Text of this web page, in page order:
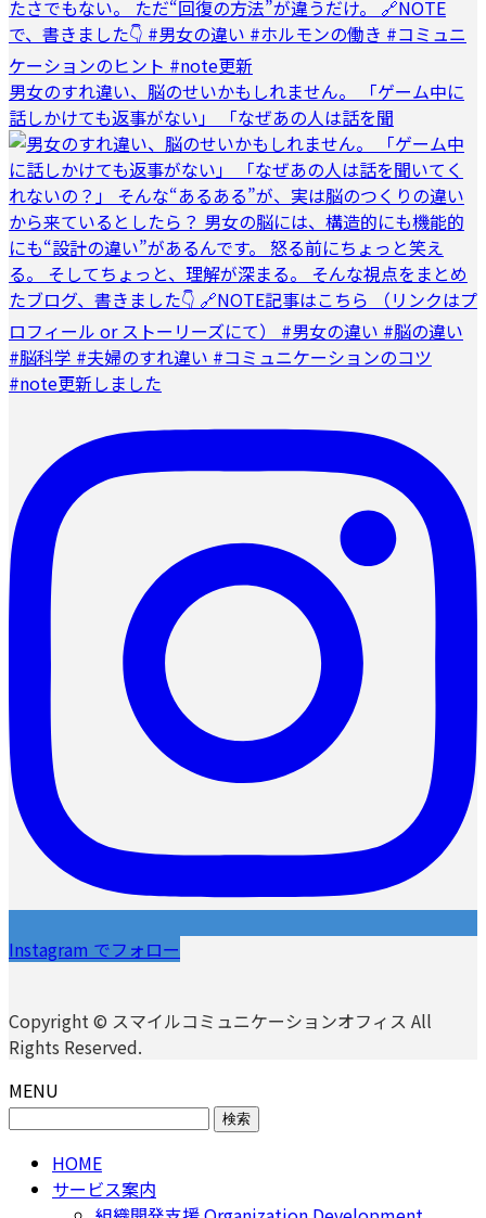
男女のすれ違い、脳のせいかもしれません。 「ゲーム中に
話しかけても返事がない」 「なぜあの人は話を聞
Instagram でフォロー
Copyright © スマイルコミュニケーションオフィス All
Rights Reserved.
MENU
検
HOME
サービス案内